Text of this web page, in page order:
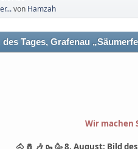
von Hamzah
Tages, Grafenau
Wir machen
🐴 🧂 🎶 🥾 🥳 8. August: Bild